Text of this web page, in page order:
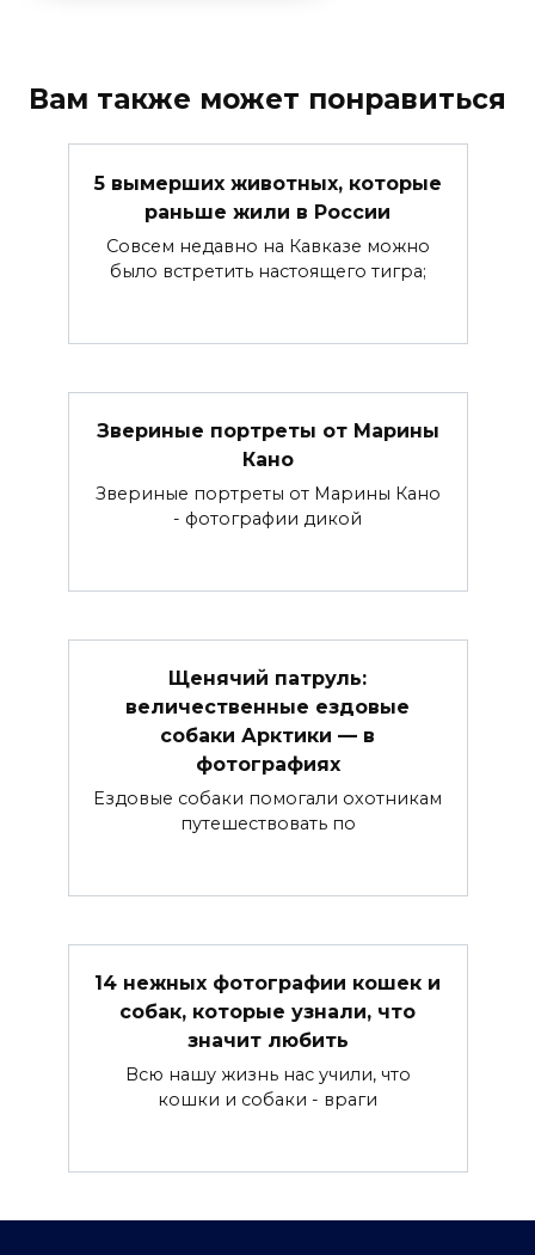
Вам также может понравиться
5 вымерших животных, которые
раньше жили в России
Совсем недавно на Кавказе можно
было встретить настоящего тигра;
Звериные портреты от Марины
Кано
Звериные портреты от Марины Кано
- фотографии дикой
Щенячий патруль:
величественные ездовые
собаки Арктики — в
фотографиях
Ездовые собаки помогали охотникам
путешествовать по
14 нежных фотографии кошек и
собак, которые узнали, что
значит любить
Всю нашу жизнь нас учили, что
кошки и собаки - враги